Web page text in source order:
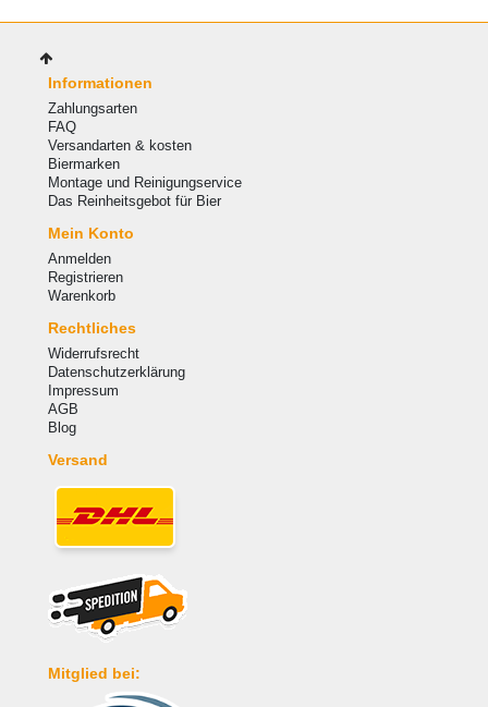
Informationen
Zahlungsarten
FAQ
Versandarten & kosten
Biermarken
Montage und Reinigungservice
Das Reinheitsgebot für Bier
Mein Konto
Anmelden
Registrieren
Warenkorb
Rechtliches
Widerrufsrecht
Datenschutzerklärung
Impressum
AGB
Blog
Versand
Mitglied bei: